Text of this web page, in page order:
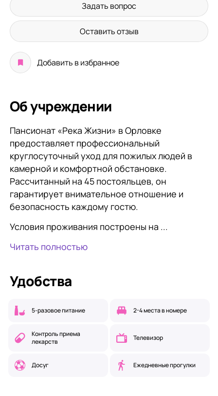
Задать вопрос
Оставить отзыв
Добавить в избранное
Об учреждении
Пансионат «Река Жизни» в Орловке
предоставляет профессиональный
круглосуточный уход для пожилых людей в
камерной и комфортной обстановке.
Рассчитанный на 45 постояльцев, он
гарантирует внимательное отношение и
безопасность каждому гостю.
Условия проживания построены на ...
Читать полностью
Удобства
5-разовое питание 2-4 места в номере
Контроль приема
лекарств
Телевизор
Досуг Ежедневные прогулки